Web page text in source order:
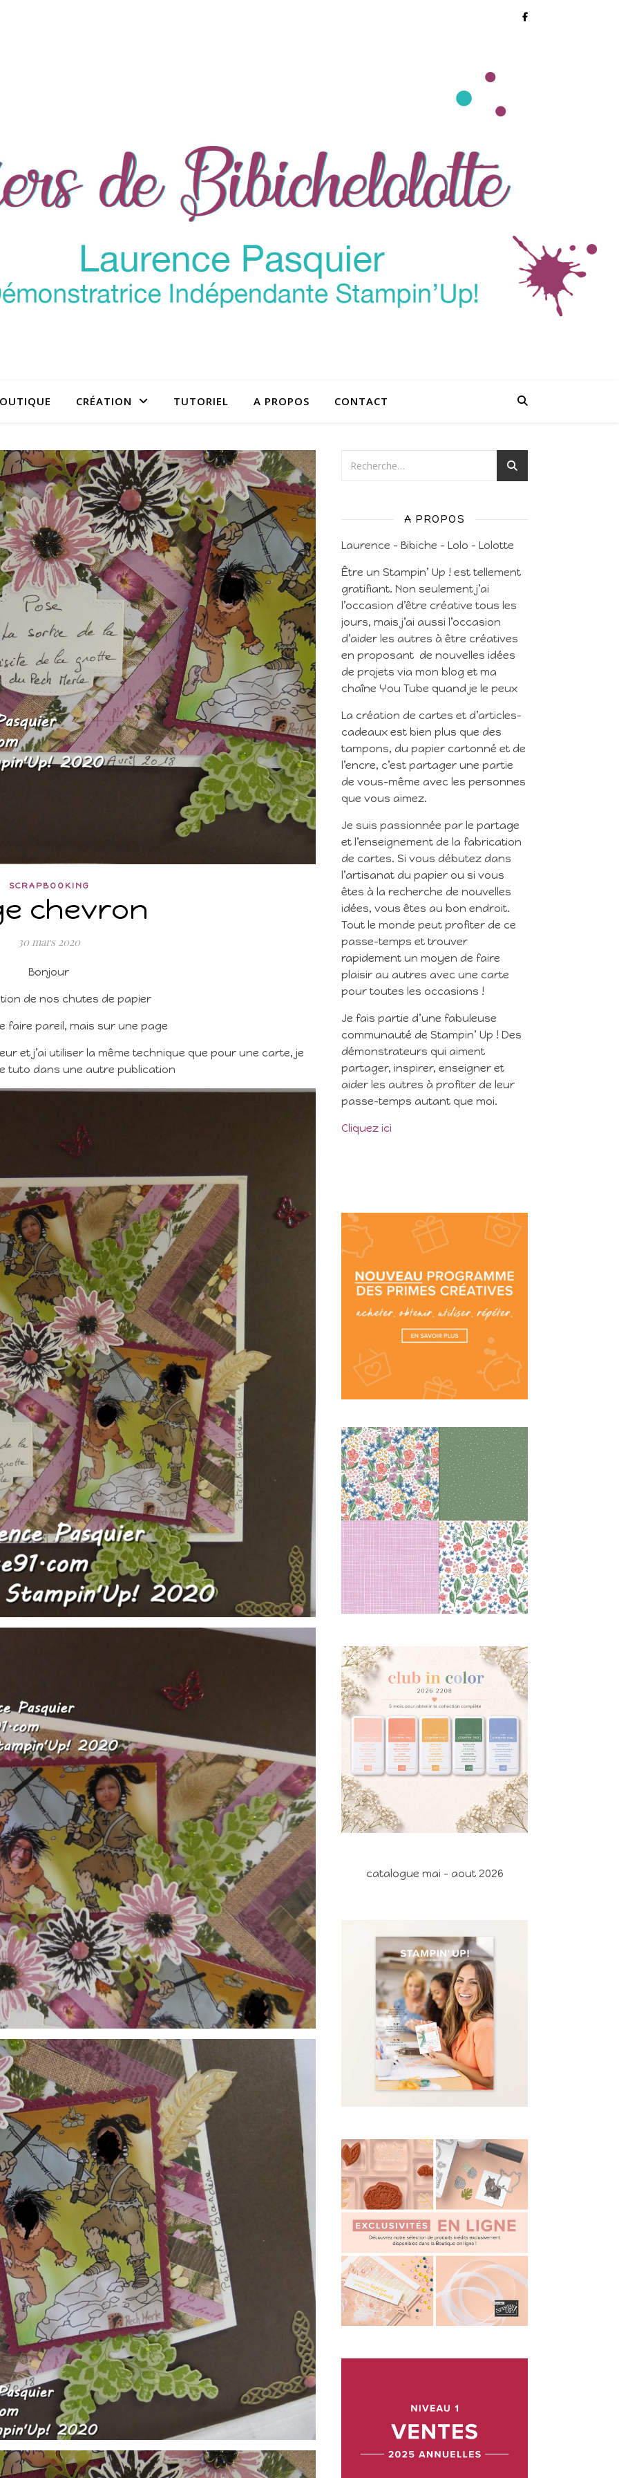
CRÉATION TUTORIEL A PROPOS CONTACT
SCRAPBOOKING
chevron
30 mars 2020
Bonjour
de nos chutes de papier
faire pareil, mais sur une page
et j’ai utiliser la même technique que pour une carte, je
tuto dans une autre publication
A PROPOS
Laurence – Bibiche – Lolo – Lolotte
Être un Stampin’ Up ! est tellement
gratifiant. Non seulement j’ai
l’occasion d’être créative tous les
jours, mais j’ai aussi l’occasion
d’aider les autres à être créatives
en proposant de nouvelles idées
de projets via mon blog et ma
chaîne You Tube quand je le peux
La création de cartes et d’articles-
cadeaux est bien plus que des
tampons, du papier cartonné et de
l’encre, c’est partager une partie
de vous-même avec les personnes
que vous aimez.
Je suis passionnée par le partage
et l’enseignement de la fabrication
de cartes. Si vous débutez dans
l’artisanat du papier ou si vous
êtes à la recherche de nouvelles
idées, vous êtes au bon endroit.
Tout le monde peut profiter de ce
passe-temps et trouver
rapidement un moyen de faire
plaisir au autres avec une carte
pour toutes les occasions !
Je fais partie d’une fabuleuse
communauté de Stampin’ Up ! Des
démonstrateurs qui aiment
partager, inspirer, enseigner et
aider les autres à profiter de leur
passe-temps autant que moi.
Cliquez ici
catalogue mai - aout 2026